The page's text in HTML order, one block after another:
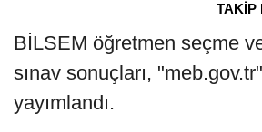
TAKİP
BİLSEM öğretmen seçme
sınav sonuçları,
yayımlandı.